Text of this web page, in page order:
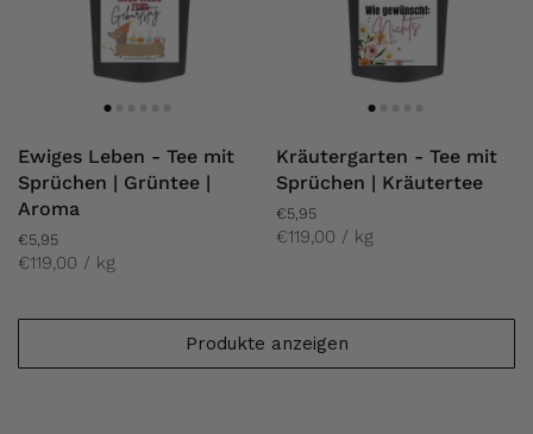
Ewiges Leben - Tee mit
Sprüchen | Grüntee |
Aroma
€5,95
€119,00 / kg
Kräutergarten - Tee mit
Sprüchen | Kräutertee
€5,95
€119,00 / kg
Produkte anzeigen